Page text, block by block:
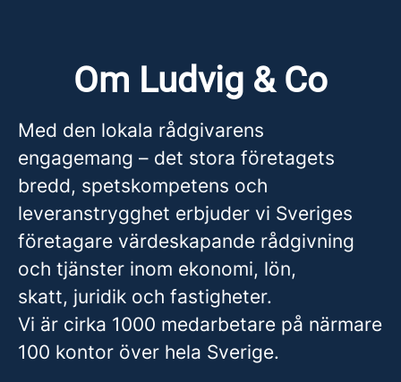
Om Ludvig & Co
Med den lokala rådgivarens
engagemang – det stora företagets
bredd, spetskompetens och
leveranstrygghet erbjuder vi Sveriges
företagare värdeskapande rådgivning
och tjänster inom ekonomi, lön,
skatt, juridik och fastigheter.
Vi är cirka 1000 medarbetare på närmare
100 kontor över hela Sverige.